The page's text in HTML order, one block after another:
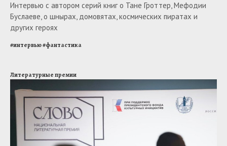
Интервью с автором серий книг о Тане Гроттер, Мефодии
Буслаеве, о шнырах, домовятах, космических пиратах и
других героях
#интервью#фантастика
Литературные премии